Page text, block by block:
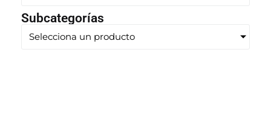
Subcategorías
Selecciona un producto